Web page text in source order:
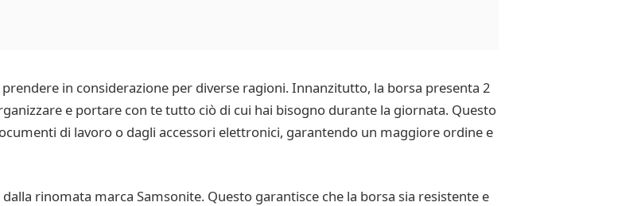
in considerazione per diverse ragioni. Innanzitutto, la borsa presenta 2
e portare con te tutto ciò di cui hai bisogno durante la giornata. Questo
di lavoro o dagli accessori elettronici, garantendo un maggiore ordine e
rinomata marca Samsonite. Questo garantisce che la borsa sia resistente e